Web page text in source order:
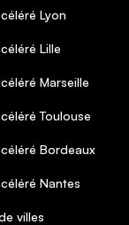
Lyon
Lille
Marseille
Toulouse
Bordeaux
Nantes
villes